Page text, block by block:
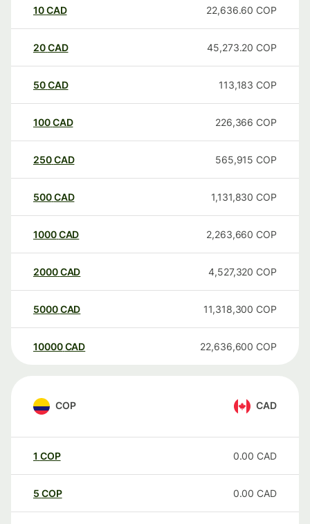
10CAD 22,636.60 COP
20CAD 45,273.20 COP
50CAD 113,183 COP
100CAD 226,366 COP
250CAD 565,915 COP
500CAD 1,131,830 COP
1000CAD 2,263,660 COP
2000CAD 4,527,320 COP
5000CAD 11,318,300 COP
10000 CAD 22,636,600 COP
COP CAD
1 COP 0.00 CAD
5 COP 0.00 CAD